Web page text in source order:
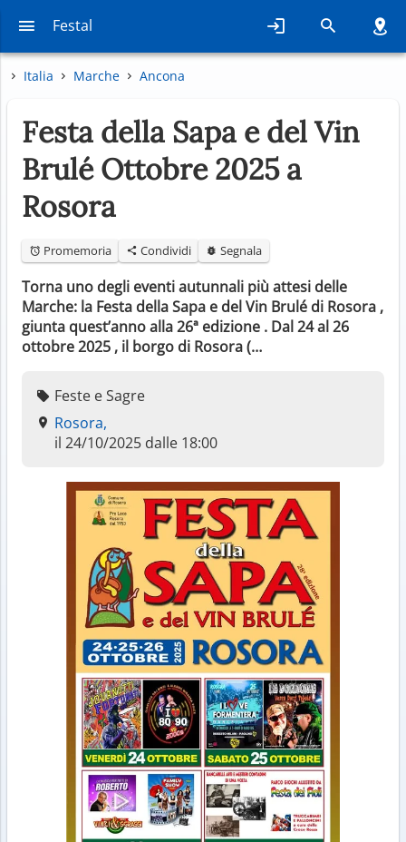
Festal
Italia Marche Ancona
Festa della Sapa e del Vin
Brulé Ottobre 2025 a
Rosora
Promemoria Condividi Segnala
Torna uno degli eventi autunnali più attesi delle
Marche: la Festa della Sapa e del Vin Brulé di Rosora ,
giunta quest’anno alla 26ª edizione . Dal 24 al 26
ottobre 2025 , il borgo di Rosora (…
Feste e Sagre
Rosora,
il 24/10/2025 dalle 18:00